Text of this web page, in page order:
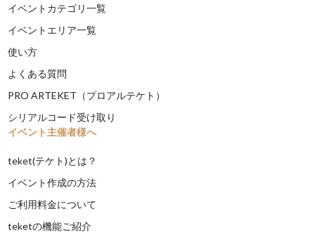
イベントカテゴリ一覧
イベントエリア一覧
使い方
よくある質問
PRO ARTEKET（プロアルテケト）
シリアルコード受け取り
イベント主催者様へ
teket(テケト)とは？
イベント作成の方法
ご利用料金について
teketの機能ご紹介